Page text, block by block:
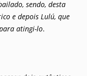
sendo, desta
e depois Lulú, que
atingi-lo.